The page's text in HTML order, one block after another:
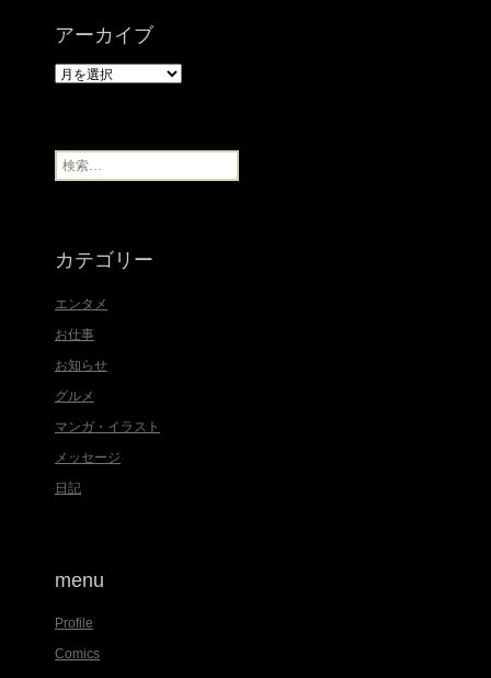
アーカイブ
ア
ブ
検
索
カテゴリー
エンタメ
お仕事
お知らせ
グルメ
マンガ・イラスト
メッセージ
日記
menu
Profile
Comics